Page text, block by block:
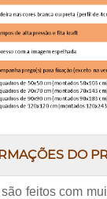
DO
feitos com